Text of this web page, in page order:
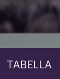
TABELLA